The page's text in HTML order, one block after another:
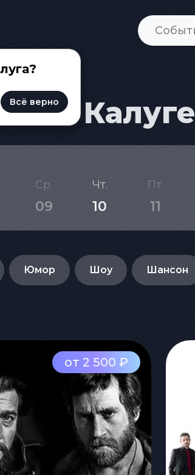
Всё вернов Калуге
Ср.
09
Чт.
10
Пт.
11
Юмор Шоу Шансон
от 2 500 ₽